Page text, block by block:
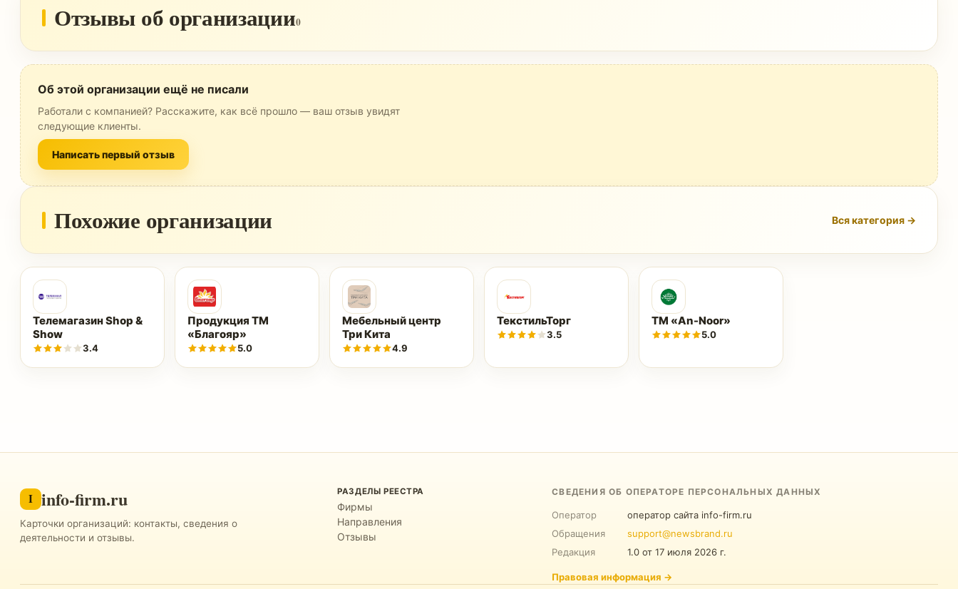
Отзывы об организации0
Об этой организации ещё не писали
Работали с компанией? Расскажите, как всё прошло — ваш отзыв увидят
следующие клиенты.
Написать первый отзыв
Похожие организации Вся категория →
Телемагазин Shop &
Show
3.4
Продукция ТМ
«Благояр»
5.0
Мебельный центр
Три Кита
4.9
ТекстильТорг
3.5
ТМ «An-Noor»
5.0
I info-firm.ru
Карточки организаций: контакты, сведения о
деятельности и отзывы.
РАЗДЕЛЫ РЕЕСТРА
Фирмы
Направления
Отзывы
СВЕДЕНИЯ ОБ ОПЕРАТОРЕ ПЕРСОНАЛЬНЫХ ДАННЫХ
Оператор
оператор сайта info-firm.ru
Обращения
support@newsbrand.ru
Редакция
1.0 от17 июля 2026 г.
Правовая информация →